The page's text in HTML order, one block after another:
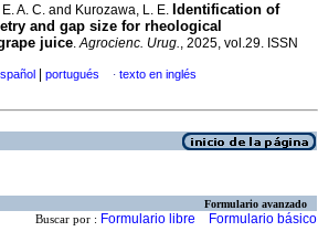
A. C. and Kurozawa, L. E. Identification of
and gap size for rheological
juice.Agrocienc. Urug., 2025, vol.29. ISSN
portugués · texto en inglés
Formulario avanzado
Buscar por : Formulario libre Formulario básico